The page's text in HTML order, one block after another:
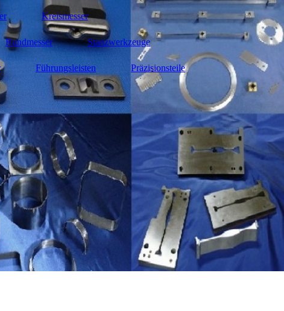
Kreismesser
Rundmesser Stanzwerkzeuge
Führungsleisten Präzisionsteile